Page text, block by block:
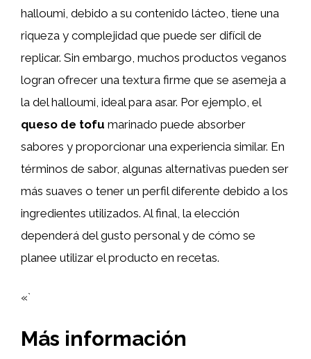
halloumi, debido a su contenido lácteo, tiene una
riqueza y complejidad que puede ser difícil de
replicar. Sin embargo, muchos productos veganos
logran ofrecer una textura firme que se asemeja a
la del halloumi, ideal para asar. Por ejemplo, el
queso de tofu marinado puede absorber
sabores y proporcionar una experiencia similar. En
términos de sabor, algunas alternativas pueden ser
más suaves o tener un perfil diferente debido a los
ingredientes utilizados. Al final, la elección
dependerá del gusto personal y de cómo se
planee utilizar el producto en recetas.
«`
Más información